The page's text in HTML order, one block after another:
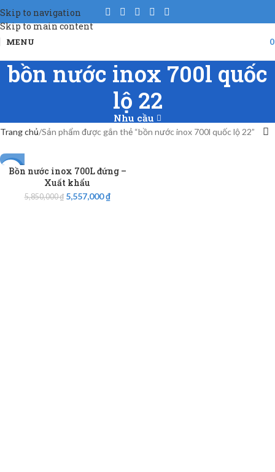
Skip to navigation
Skip to main content
MENU
bồn nước inox 700l quốc
lộ 22
Nhu cầu
Trang chủ Sản phẩm được gắn thẻ “bồn nước inox 700l quốc lộ 22”
-5%
Bồn nước inox 700L đứng –
Xuất khẩu
5,850,000₫ 5,557,000₫